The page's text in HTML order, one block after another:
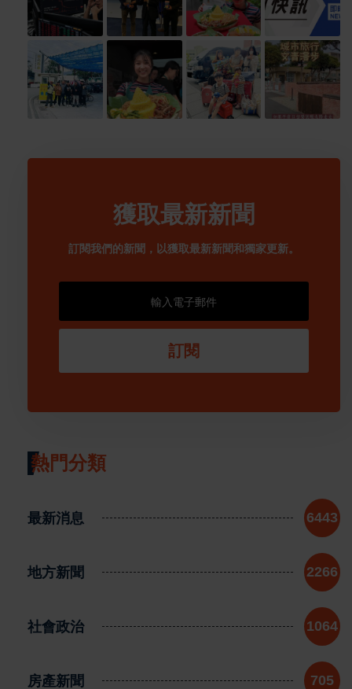
獲取最新新聞
訂閱我們的新聞，以獲取最新新聞和獨家更新。
訂閱
熱門分類
最新消息 6443
地方新聞 2266
社會政治 1064
房產新聞 705